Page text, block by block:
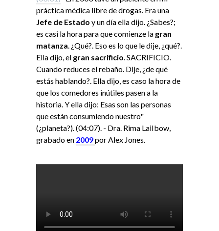
práctica médica libre de drogas. Era una
Jefe de Estado y un día ella dijo. ¿Sabes?;
es casi la hora para que comienze la gran
matanza. ¿Qué?. Eso es lo que le dije, ¿qué?.
Ella dijo, el gran sacrificio. SACRIFICIO.
Cuando reduces el rebaño. Dije, ¿de qué
estás hablando?. Ella dijo, es caso la hora de
que los comedores inútiles pasen a la
historia. Y ella dijo: Esas son las personas
que están consumiendo nuestro"
(¿planeta?). (04:07). - Dra. Rima LaiIbow,
grabado en 2009por Alex Jones.